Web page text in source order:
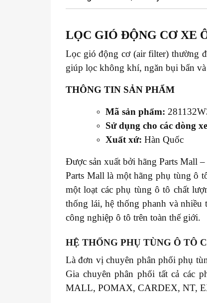
LỌC GIÓ ĐỘNG CƠ XE
Lọc gió động cơ (air filter) thường
giúp lọc không khí, ngăn bụi bẩn
THÔNG TIN SẢN PHẨM
Mã sản phẩm:
Sử dụng cho các dòng
Xuất xứ: Hàn Quốc
Được sản xuất bởi hãng Parts Mall
Parts Mall là một hãng phụ tùng ô
một loạt các phụ tùng ô tô chất
thống lái, hệ thống phanh và nhiều
công nghiệp ô tô trên toàn thế giới.
HỆ THỐNG PHỤ TÙNG Ô TÔ
Là đơn vị chuyên phân phối phụ
Gia chuyên phân phối tất cả
MALL, POMAX, CARDEX, NT,